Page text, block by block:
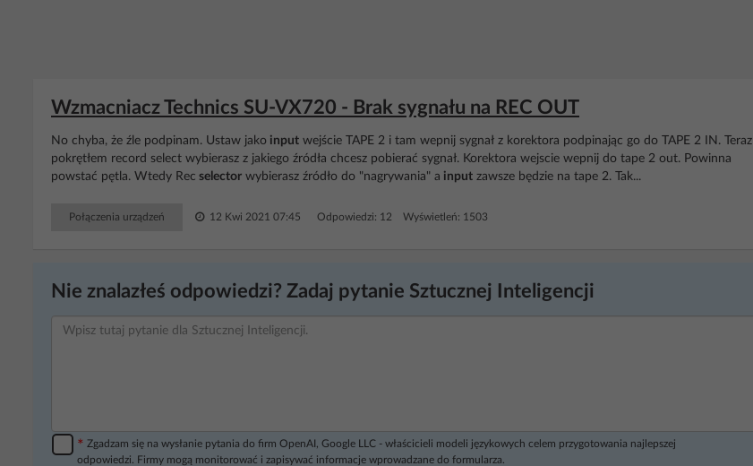
Wzmacniacz Technics SU-VX720 - Brak sygnału na REC OUT
No chyba, że źle podpinam. Ustaw jako input wejście TAPE 2 i tam wepnij sygnał z korektora podpinając go do TAPE 2 IN. Teraz
pokrętłem record select wybierasz z jakiego źródła chcesz pobierać sygnał. Korektora wejscie wepnij do tape 2 out. Powinna
powstać pętla. Wtedy Rec selector wybierasz źródło do "nagrywania" a input zawsze będzie na tape 2. Tak...
Połączenia urządzeń 12 Kwi 2021 07:45 Odpowiedzi: 12 Wyświetleń: 1503
Nie znalazłeś odpowiedzi? Zadaj pytanie Sztucznej Inteligencji
* Zgadzam się na wysłanie pytania do firm OpenAI, Google LLC - właścicieli modeli językowych celem przygotowania najlepszej
odpowiedzi. Firmy mogą monitorować i zapisywać informacje wprowadzane do formularza.